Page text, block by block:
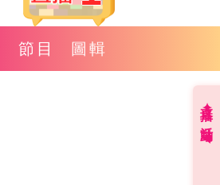
節目 圖輯
直播✦活動